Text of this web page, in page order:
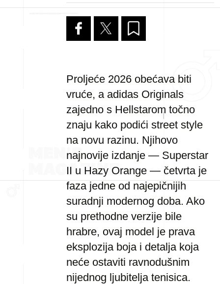
Proljeće 2026 obećava biti
vruće, a adidas Originals
zajedno s Hellstarom točno
znaju kako podići street style
na novu razinu. Njihovo
najnovije izdanje — Superstar
II u Hazy Orange — četvrta je
faza jedne od najepičnijih
suradnji modernog doba. Ako
su prethodne verzije bile
hrabre, ovaj model je prava
eksplozija boja i detalja koja
neće ostaviti ravnodušnim
nijednog ljubitelja tenisica.